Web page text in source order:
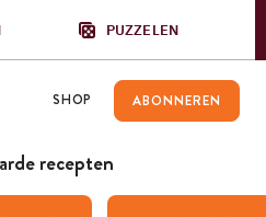
PUZZELEN
SHOP ABONNEREN
recepten